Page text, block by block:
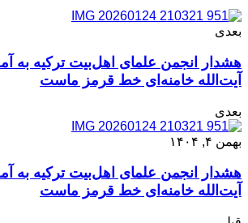
بعدی
هشدار انجمن علمای اهل‌بیت ترکیه به
آیت‌الله خامنه‌ای خط قرمز ماست
بعدی
بهمن ۴, ۱۴۰۴
هشدار انجمن علمای اهل‌بیت ترکیه به
آیت‌الله خامنه‌ای خط قرمز ماست